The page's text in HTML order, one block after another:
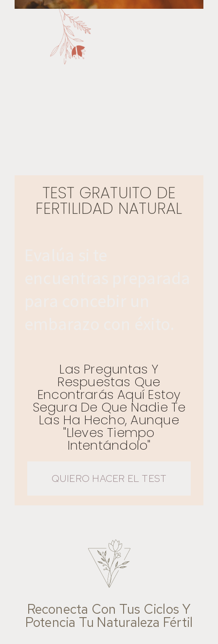
Salud Menstrual Y
TEST GRATUITO DE
FERTILIDAD NATURAL
Las Preguntas Y
Respuestas Que
Encontrarás Aquí Estoy
Segura De Que Nadie Te
Las Ha Hecho, Aunque
"lleves Tiempo
Intentándolo"
QUIERO HACER EL TEST
Reconecta Con Tus Ciclos Y
Potencia Tu Naturaleza Fértil